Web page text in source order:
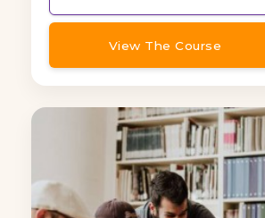
View The Course